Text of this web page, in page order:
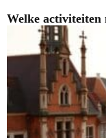
Welke activiteiten